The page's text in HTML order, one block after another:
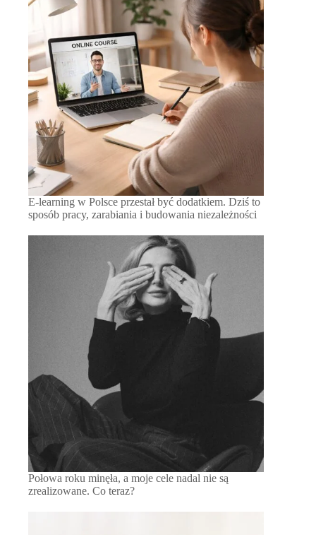
E-learning w Polsce przestał być dodatkiem. Dziś to
sposób pracy, zarabiania i budowania niezależności
Połowa roku minęła, a moje cele nadal nie są
zrealizowane. Co teraz?